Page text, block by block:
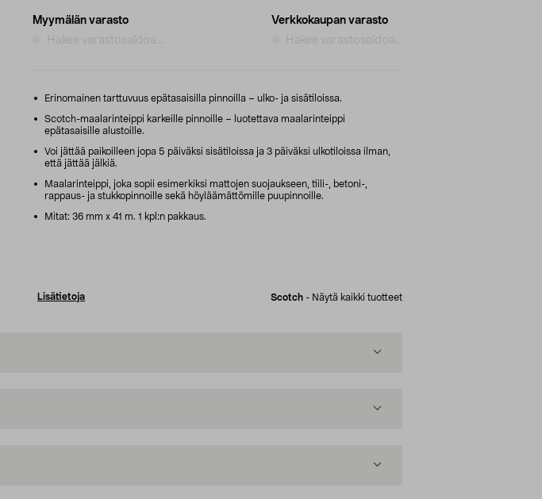
Myymälän varasto
Hakee varastosaldoa...
Verkkokaupan varasto
Hakee varastosaldoa...
Erinomainen tarttuvuus epätasaisilla pinnoilla – ulko- ja sisätiloissa.
Scotch-maalarinteippi karkeille pinnoille – luotettava maalarinteippi
epätasaisille alustoille.
Voi jättää paikoilleen jopa 5 päiväksi sisätiloissa ja 3 päiväksi ulkotiloissa ilman,
että jättää jälkiä.
Maalarinteippi, joka sopii esimerkiksi mattojen suojaukseen, tiili-, betoni-,
rappaus- ja stukkopinnoille sekä höyläämättömille puupinnoille.
Mitat: 36 mm x 41 m. 1 kpl:n pakkaus.
Lisätietoja Scotch - Näytä kaikki tuotteet